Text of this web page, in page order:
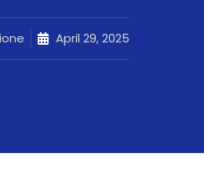
April 29, 2025